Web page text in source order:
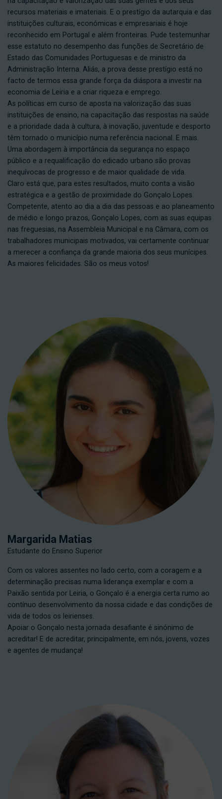
recursos materiais e imateriais. E o prestígio da autarquia e das
instituições culturais, económicas e empresariais é hoje
reconhecido em Portugal e além fronteiras. Pude testemunhar
esse estatuto no desempenho das funções de Secretário de
Estado das Comunidades Portuguesas e de ministro da
Administração Interna. Aliás, a prova desse prestígio está no
facto de termos essa grande força da diáspora a investir na
economia de Leiria e a criar riqueza e emprego.
As políticas em curso de aposta na valorização das suas
instituições de ensino, na capacitação das respostas na saúde
e a prioridade dada à cultura, à inovação, juventude e desporto
têm tornado o município numa referência nacional. E mais.
Uma abordagem à importância da segurança no espaço
público e a requalificação do edicado urbano são provas
inequívocas de progresso e de maior qualidade de vida.
Claro está que, para estes resultados, muito conta a visão
estratégica e a gestão de proximidade do Gonçalo Lopes.
Competente, atento ao dia a dia das pessoas e ao planeamento
de médio e longo prazos, Gonçalo Lopes, com as suas equipas
nas freguesias, na Assembleia Municipal e na Câmara, com os
trabalhadores municipais motivados, vai certamente continuar
a merecer a confiança da grande maioria dos seus munícipes.
As maiores felicidades. São os meus votos!
Margarida Matias
Estudante do Ensino Superior
Com os valores assentes no lado certo, com a coragem e a
determinação precisas numa liderança exemplar e com a
Paixão sentida por Leiria, o Gonçalo é a energia certa rumo ao
contínuo desenvolvimento da nossa cidade e das condições de
vida de todos os leirienses.
Apoiar o Gonçalo nesta jornada desafiante é sinónimo de
acreditar! E de acreditar, principalmente, em nós, jovens, vozes
e agentes de mudança!